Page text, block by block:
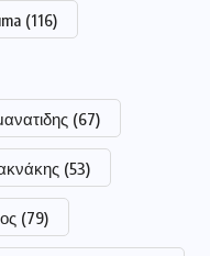
(116)
(67)
(53)
(79)